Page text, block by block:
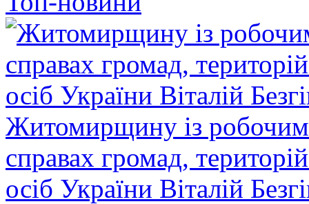
Житомирщину із робочим
справах громад,
осіб України Віталій